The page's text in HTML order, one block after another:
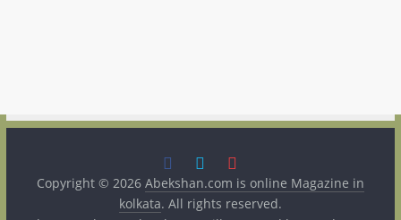
Copyright © 2026 Abekshan.com is online Magazine in
kolkata. All rights reserved.